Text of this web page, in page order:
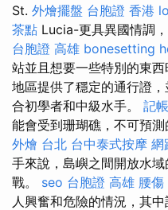
St. 外燴擺盤 台胞證 香港
茶點 Lucia-更具異國情調
台胞證 高雄 bonesetting
站並且想要一些特別的東
地區提供了穩定的通行證
合初學者和中級水手。 記
能會受到珊瑚礁，不可預測
外燴 台北 台中泰式按摩 網
手來說，島嶼之間開放水
戰。 seo 台胞證 高雄 腰傷
人興奮和危險的情況，其